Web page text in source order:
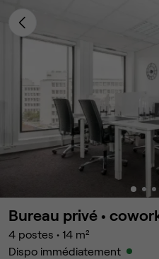
Bureau privé •
4 postes • 14 m²
Dispo immédiatement